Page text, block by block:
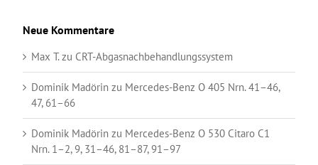
Neue Kommentare
Max T.zu CRT-Abgasnachbehandlungssystem
Dominik Madörin zu Mercedes-Benz O 405 Nrn. 41–46,
47, 61–66
Dominik Madörin zu Mercedes-Benz O 530 Citaro C1
Nrn. 1–2, 9, 31–46, 81–87, 91–97